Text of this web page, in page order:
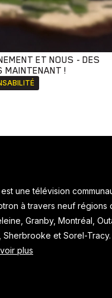
ET NOUS - DES
MAINTENANT !
une télévision
à travers neuf régions
Granby, Montréal,
Sherbrooke et Sorel-
plus